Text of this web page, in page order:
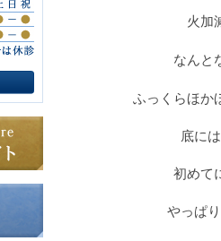
火加
なんと
ふっくらほか
底に
初めて
やっぱ